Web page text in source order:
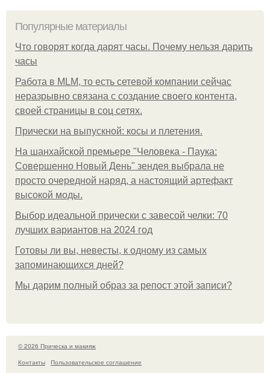
Популярные материалы
Что говорят когда дарят часы. Почему нельзя дарить
часы
Работа в MLM, то есть сетевой компании сейчас
неразрывно связана с создание своего контента,
своей страницы в соц сетях.
Прически на выпускной: косы и плетения.
На шанхайской премьере "Человека - Паука:
Совершенно Новый День" зендея выбрала не
просто очередной наряд, а настоящий артефакт
высокой моды.
Выбор идеальной прически с завесой челки: 70
лучших вариантов на 2024 год
Готовы ли вы, невесты, к одному из самых
запоминающихся дней?
Мы дарим полный образ за репост этой записи?
© 2026 Прическа и макияж
Контакты
Пользовательское соглашение